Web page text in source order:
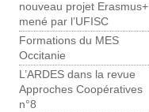
nouveau projet Erasmus+
mené par l’UFISC
Formations du MES
Occitanie
L’ARDES dans la revue
Approches Coopératives
n°8